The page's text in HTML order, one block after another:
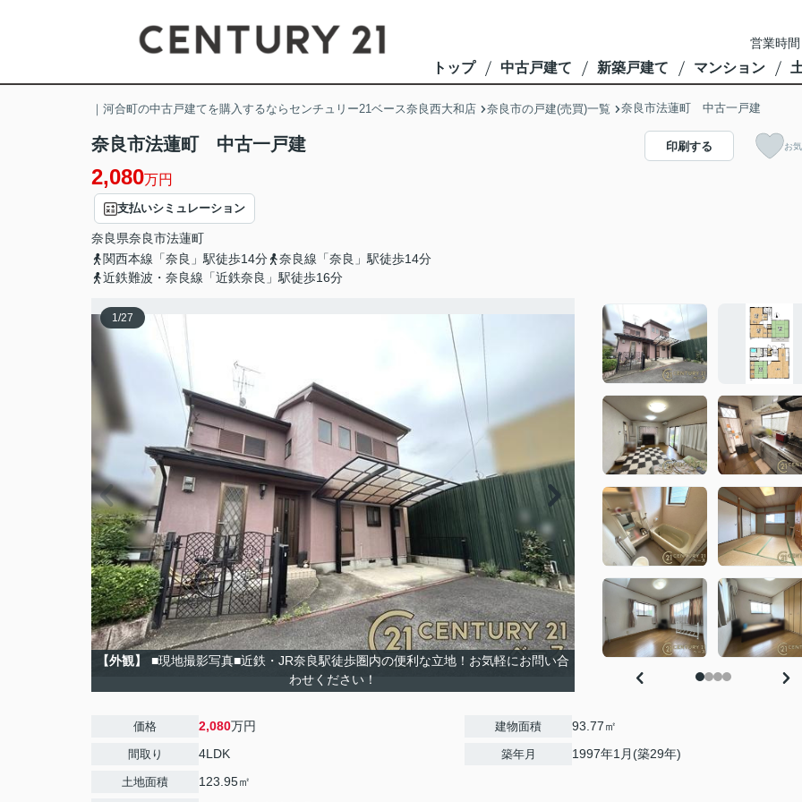
営業時
トップ 中古戸建て 新築戸建て マンション
｜河合町の中古戸建てを購入するならセンチュリー21ベース奈良西大和店 奈良市の戸建(売買)一覧 奈良市法蓮町 中古一戸建
奈良市法蓮町 中古一戸建
2,080万円
支払いシミュレーション
奈良県奈良市法蓮町
関西本線「奈良」駅徒歩14分
奈良線「奈良」駅徒歩14分
近鉄難波・奈良線「近鉄奈良」駅徒歩16分
印刷する お
1/27
【外観】
■現地撮影写真■近鉄・JR奈良駅徒歩圏内の便利な立地！お気軽にお問い合
わせください！
価格 2,080万円
間取り 4LDK
土地面積 123.95㎡
建物面積 93.77㎡
築年月 1997年1月(築29年)